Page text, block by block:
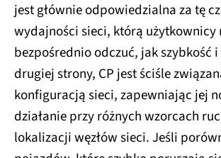
jest głównie odpowiedzialna za tę
wydajności sieci, którą użytkownicy
bezpośrednio odczuć, jak szybkość
drugiej strony, CP jest ściśle
konfiguracją sieci, zapewniając jej
działanie przy różnych wzorcach
lokalizacji węzłów sieci. Jeśli